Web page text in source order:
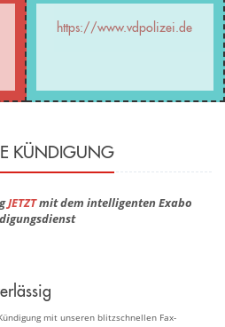
https://www.vdpolizei.de
KÜNDIGUNG
JETZTmit dem intelligenten Exabo
mit unseren blitzschnellen Fax-